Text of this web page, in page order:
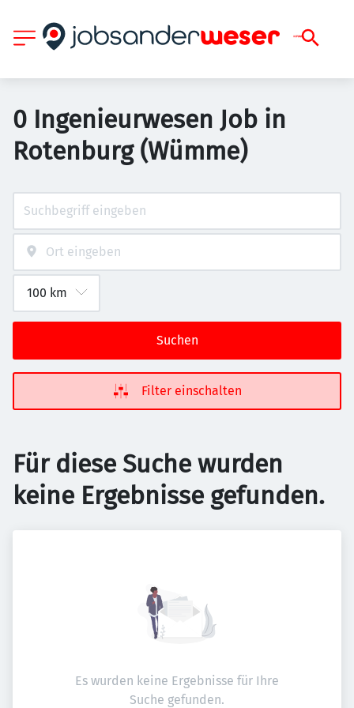
0 Ingenieurwesen Job in
Rotenburg (Wümme)
Suchen
Filter einschalten
Für diese Suche wurden
keine Ergebnisse gefunden.
Es wurden keine Ergebnisse für Ihre
Suche gefunden.